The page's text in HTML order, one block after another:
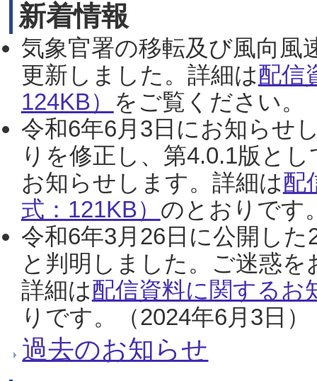
新着情報
気象官署の移転及び風向風
更新しました。詳細は配信
124KB） をご覧ください。
令和6年6月3日にお知らせ
りを修正し、第4.0.1版と
お知らせします。詳細は配
式：121KB） のとおりです
令和6年3月26日に公開し
と判明しました。ご迷惑
詳細は配信資料に関するお
りです。（2024年6月3日）
過去のお知らせ